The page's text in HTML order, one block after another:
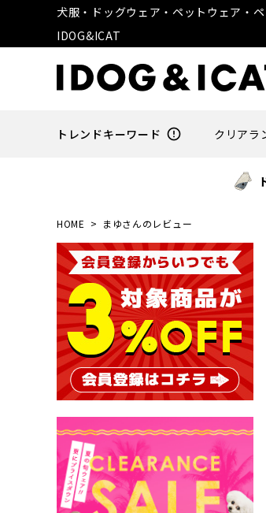
犬服・ドッグウェア・ペットウェア・
IDOG&ICAT
トレンドキーワード error_outline クリアラ
HOME まゆさんのレビュー